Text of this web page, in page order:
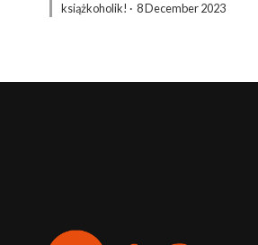
książkoholik! · 8 December 2023